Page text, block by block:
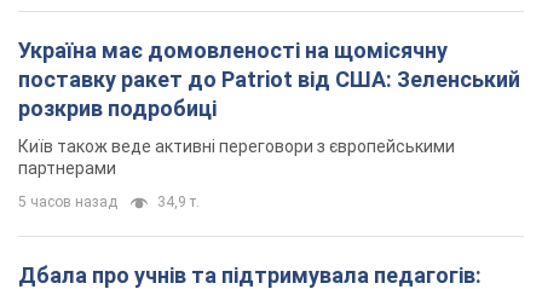
Україна має домовленості на щомісячну
поставку ракет до Patriot від США: Зеленський
розкрив подробиці
Київ також веде активні переговори з європейськими
партнерами
5 часов назад 34,9 т.
Дбала про учнів та підтримувала педагогів: